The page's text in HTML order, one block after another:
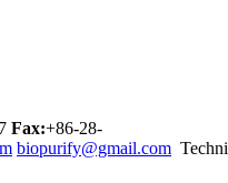
Fax:+86-28-
biopurify@gmail.com